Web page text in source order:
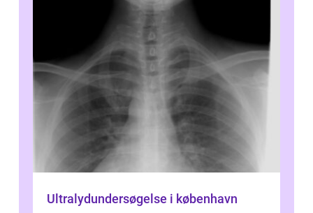
Ultralydundersøgelse i københavn